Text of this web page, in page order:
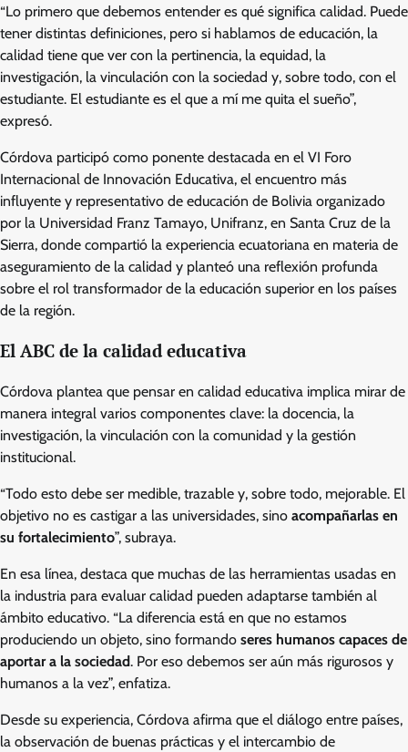
“Lo primero que debemos entender es qué significa calidad. Puede
tener distintas definiciones, pero si hablamos de educación, la
calidad tiene que ver con la pertinencia, la equidad, la
investigación, la vinculación con la sociedad y, sobre todo, con el
estudiante. El estudiante es el que a mí me quita el sueño”,
expresó.
Córdova participó como ponente destacada en el VI Foro
Internacional de Innovación Educativa, el encuentro más
influyente y representativo de educación de Bolivia organizado
por la Universidad Franz Tamayo, Unifranz, en Santa Cruz de la
Sierra, donde compartió la experiencia ecuatoriana en materia de
aseguramiento de la calidad y planteó una reflexión profunda
sobre el rol transformador de la educación superior en los países
de la región.
El ABC de la calidad educativa
Córdova plantea que pensar en calidad educativa implica mirar de
manera integral varios componentes clave: la docencia, la
investigación, la vinculación con la comunidad y la gestión
institucional.
“Todo esto debe ser medible, trazable y, sobre todo, mejorable. El
objetivo no es castigar a las universidades, sino acompañarlas en
su fortalecimiento”, subraya.
En esa línea, destaca que muchas de las herramientas usadas en
la industria para evaluar calidad pueden adaptarse también al
ámbito educativo. “La diferencia está en que no estamos
produciendo un objeto, sino formando seres humanos capaces de
aportar a la sociedad. Por eso debemos ser aún más rigurosos y
humanos a la vez”, enfatiza.
Desde su experiencia, Córdova afirma que el diálogo entre países,
la observación de buenas prácticas y el intercambio de